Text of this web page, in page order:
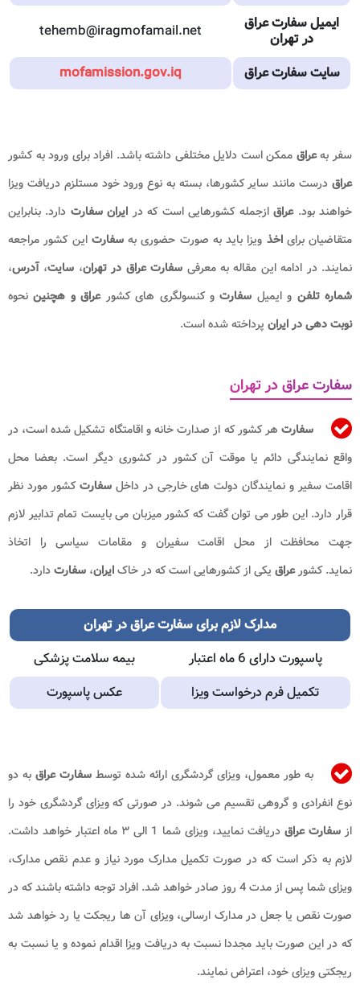
ایمیلسفارت عراق
در تهران
tehemb@iragmofamail.net
سایت سفارت عراق mofamission.gov.iq
سفر بهعراق ممکن است دلایل مختلفی داشته باشد. افراد برای ورود به کشور
عراق درست مانند سایر کشورها، بسته به نوع ورود خود مستلزم دریافت ویزا
خواهند بود.عراقازجمله کشورهایی است که در ایران سفارت دارد. بنابراین
متقاضیان برایاخذ ویزا باید به صورت حضوری بهسفارت این کشور مراجعه
نمایند. در ادامه این مقاله به معرفی سفارت عراق در تهران، سایت، آدرس،
شماره تلفن و ایمیل سفارتو کنسولگری های کشورعراق و هچنین نحوه
نوبت دهی در ایران پرداخته شده است.
سفارت عراق در تهران
سفارت هر کشور که از صدارت خانه و اقامتگاه تشکیل شده است، در
واقع نمایندگی دائم یا موقت آن کشور در کشوری دیگر است. بعضا محل
اقامت سفیر و نمایندگان دولت های خارجی در داخلسفارتکشور مورد نظر
قرار دارد. این طور می توان گفت که کشور میزبان می بایست تمام تدابیر لازم
جهت محافظت از محل اقامت سفیران و مقامات سیاسی را اتخاذ
نماید. کشورعراق یکی از کشورهایی است که در خاکایران، سفارتدارد.
مدارک لازم برای سفارت عراق در تهران
پاسپورت دارای 6 ماه اعتبار
بیمه سلامت پزشکی
تکمیل فرم درخواست ویزا
عکس پاسپورت
به طور معمول، ویزای گردشگری ارائه شده توسط سفارت عراق به دو
نوع انفرادی و گروهی تقسیم می شوند. در صورتی که ویزای گردشگری خود را
ازسفارت عراق
دریافت نمایید، ویزای شما 1 الی ۳ ماه اعتبار خواهد داشت.
لازم به ذکر است که در صورت تکمیل مدارک مورد نیاز و عدم نقص مدارک،
ویزای شما پس از مدت 4 روز صادر خواهد شد. افراد توجه داشته باشند که در
صورت نقص یا جعل در مدارک ارسالی، ویزای آن ها ریجکت یا رد خواهد شد
که در این صورت باید مجددا نسبت به دریافت ویزا اقدام نموده و یا نسبت به
ریجکتی ویزای خود، اعتراض نمایند.